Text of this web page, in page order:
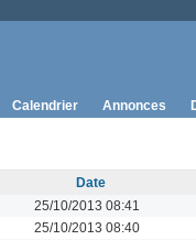
Calendrier Annonces
Date
25/10/2013 08:41
25/10/2013 08:40